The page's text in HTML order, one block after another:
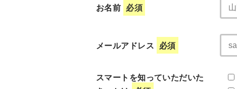
お名前 必須
メールアドレス 必須
スマートを知っていただいた